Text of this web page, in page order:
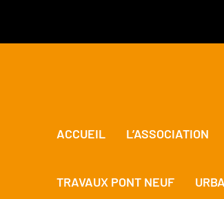
ACCUEIL L’ASSOCIATION
TRAVAUX PONT NEUF